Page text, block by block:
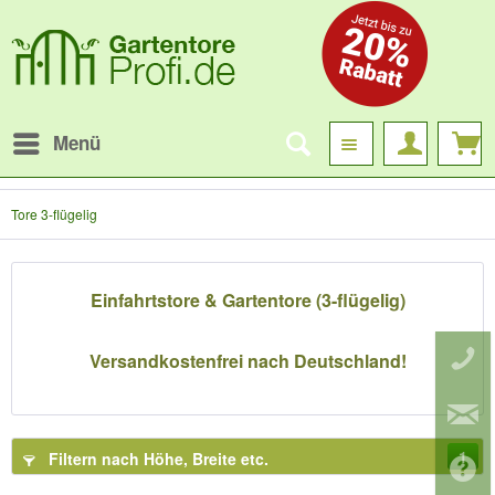
Menü
Tore 3-flügelig
Einfahrtstore & Gartentore (3-flügelig)
Versandkostenfrei nach Deutschland!
Filtern nach Höhe, Breite etc. 1